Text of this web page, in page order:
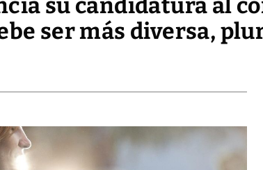
su candidatura al
ser más diversa,